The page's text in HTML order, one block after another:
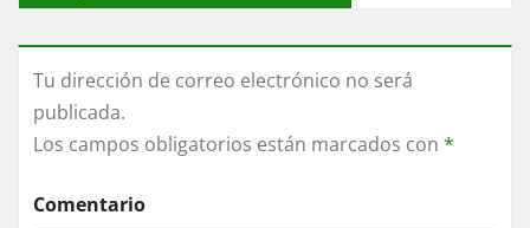
Tu dirección de correo electrónico no será
publicada.
Los campos obligatorios están marcados con *
Comentario